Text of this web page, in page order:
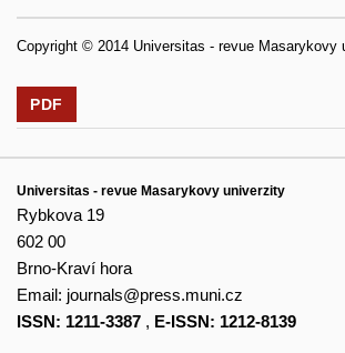
Copyright © 2014 Universitas - revue Masarykovy
PDF
Universitas - revue Masarykovy univerzity
Rybkova 19
602 00
Brno-Kraví hora
Email: journals@press.muni.cz
ISSN: 1211-3387 , E-ISSN: 1212-8139